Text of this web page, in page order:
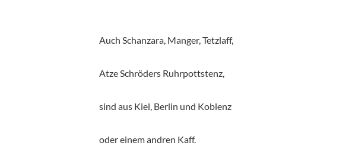
Auch Schanzara, Manger, Tetzlaff,
Atze Schröders Ruhrpottstenz,
sind aus Kiel, Berlin und Koblenz
oder einem andren Kaff.